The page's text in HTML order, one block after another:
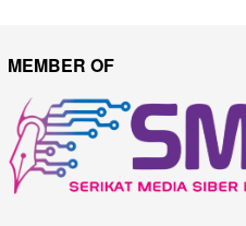
MEMBER OF